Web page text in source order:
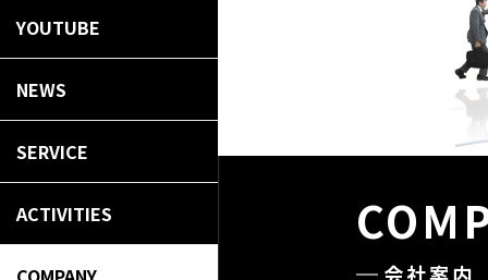
YOUTUBE
NEWS
SERVICE
ACTIVITIES
会社案内